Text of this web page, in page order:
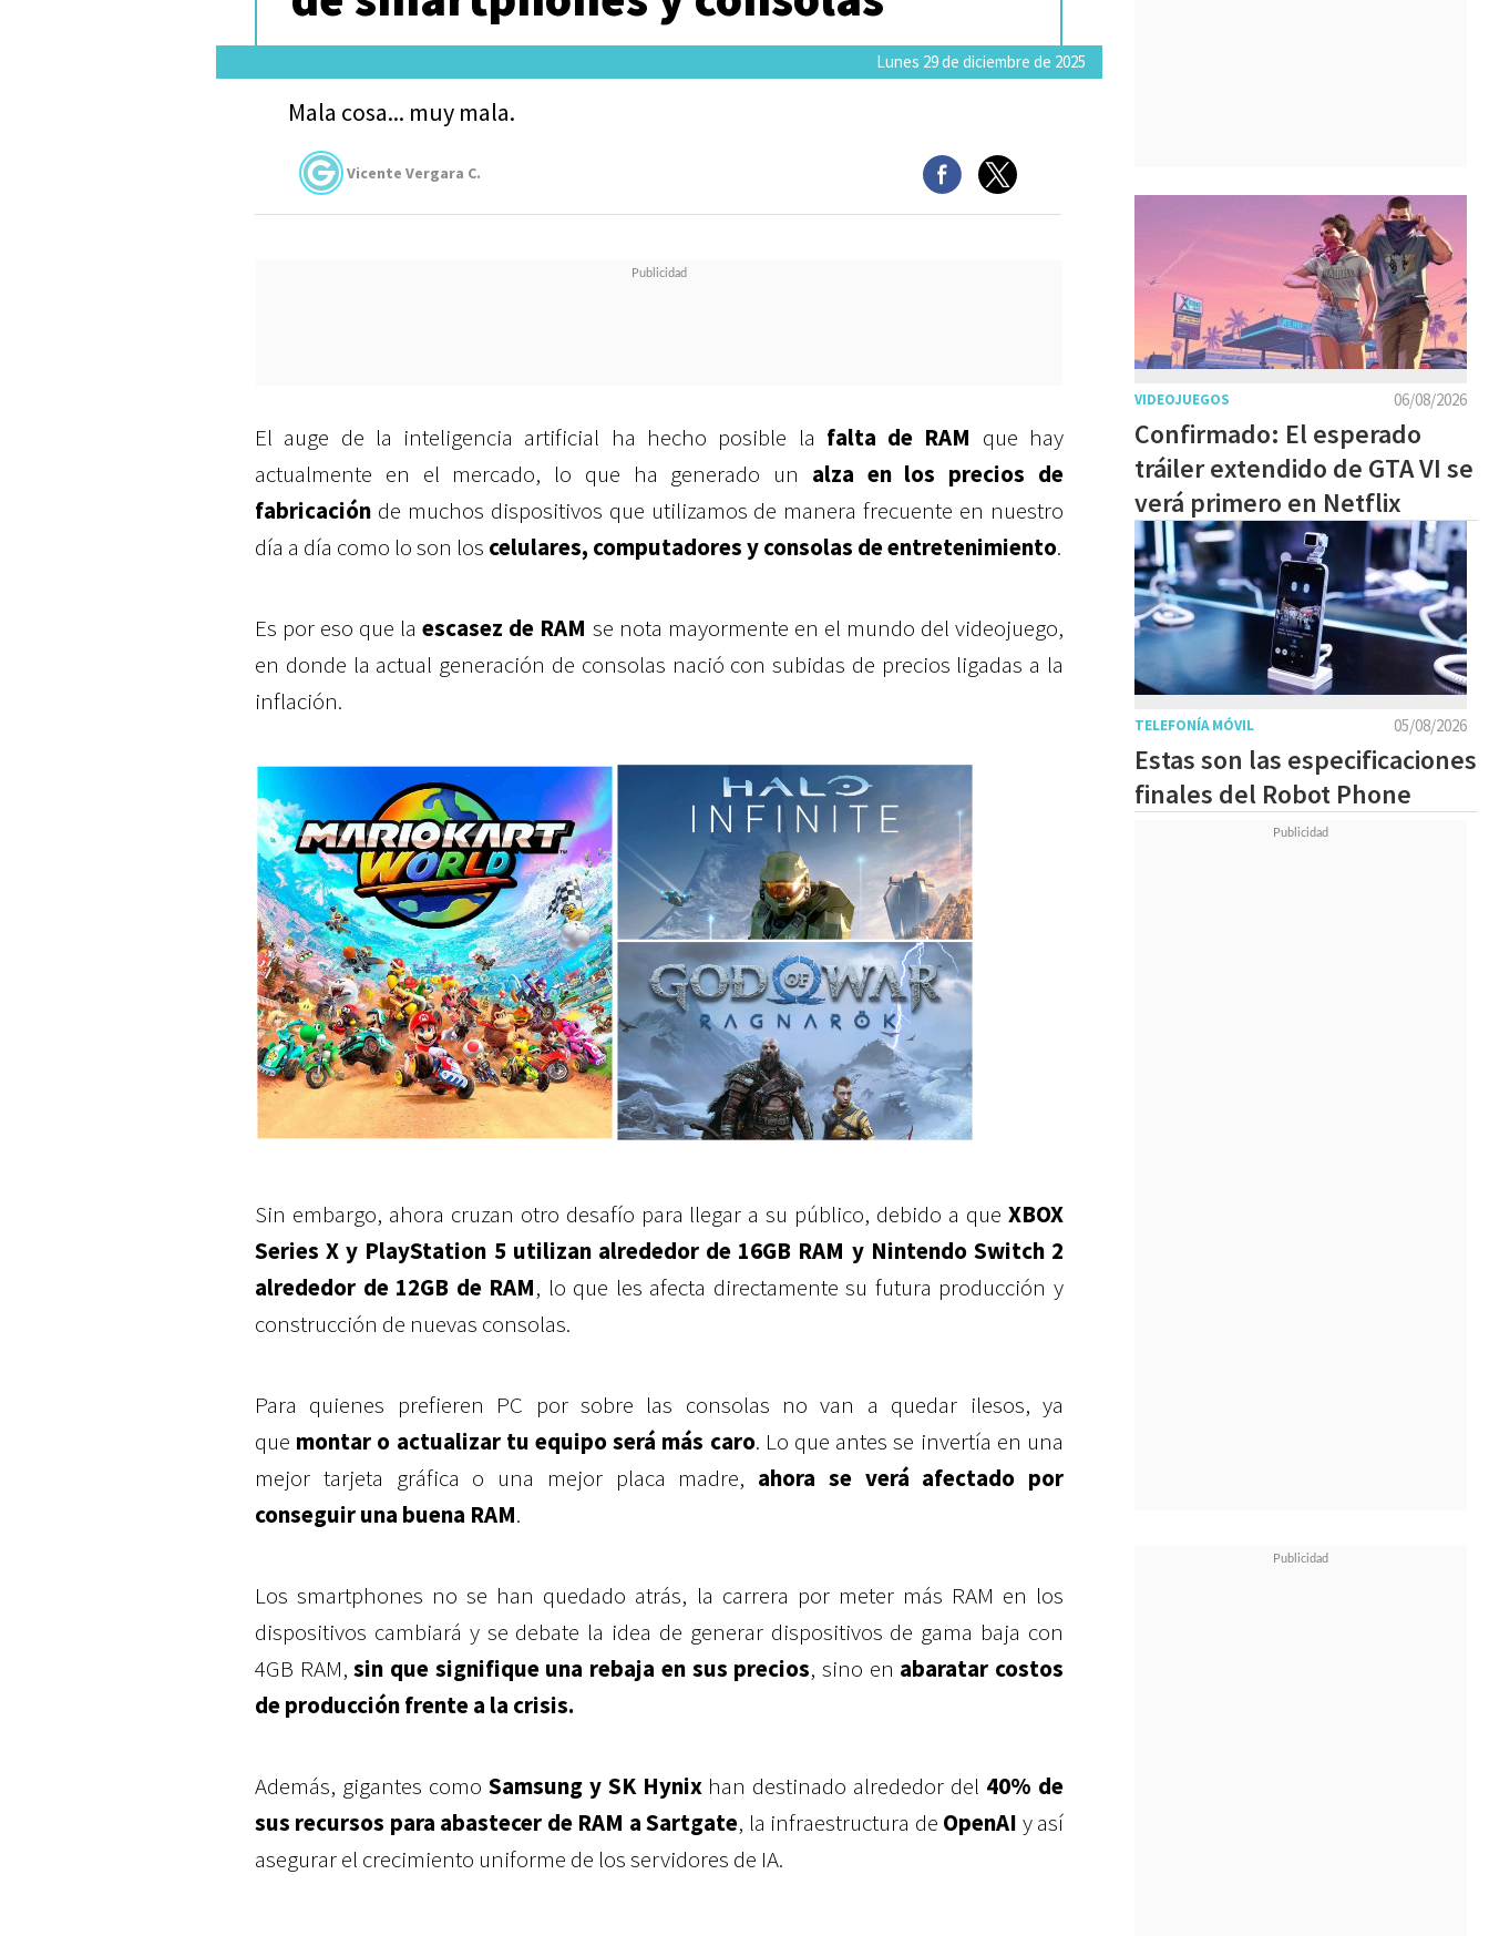
Lunes 29 de diciembre de 2025
Mala cosa... muy mala.
Vicente Vergara C.
El auge de la inteligencia artificial ha hecho posible la falta de RAM que hay
actualmente en el mercado, lo que ha generado un alza en los precios de
fabricación de muchos dispositivos que utilizamos de manera frecuente en nuestro
día a día como lo son los celulares, computadores y consolas de entretenimiento.
Es por eso que laescasez de RAM se nota mayormente en el mundo del videojuego,
en donde la actual generación de consolas nació con subidas de precios ligadas a la
inflación.
Sin embargo, ahora cruzan otro desafío para llegar a su público, debido a que XBOX
Series X y PlayStation 5 utilizan alrededor de 16GB RAM y Nintendo Switch 2
alrededor de 12GB de RAM, lo que les afecta directamente su futura producción y
construcción de nuevas consolas.
Para quienes prefieren PC por sobre las consolas no van a quedar ilesos, ya
que montar o actualizar tu equipo será más caro. Lo que antes se invertía en una
mejor tarjeta gráfica o una mejor placa madre, ahora se verá afectado por
conseguir una buena RAM.
Los smartphones no se han quedado atrás, la carrera por meter más RAM en los
dispositivos cambiará y se debate la idea de generar dispositivos de gama baja con
4GB RAM, sin que signifique una rebaja en sus precios, sino en abaratar costos
de producción frente a la crisis.
Además, gigantes como Samsung y SK Hynixhan destinado alrededor del 40% de
sus recursos para abastecer de RAM a Sartgate, la infraestructura de OpenAI y así
asegurar el crecimiento uniforme de los servidores de IA.
06/08/2026
VIDEOJUEGOS
Confirmado: El esperado
tráiler extendido de GTA VI se
verá primero en Netflix
05/08/2026
TELEFONÍA MÓVIL
Estas son las especificaciones
finales del Robot Phone